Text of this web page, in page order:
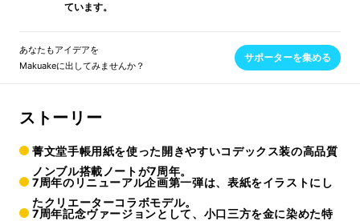
ています。
あなたもアイデアを
Makuakeに出してみませんか？
サポーターを集める
ストーリー
菁文堂手帳用紙を使った開きやすいコデックス装の高品質
ノンブル搭載ノートが7周年。
7周年のリニューアル企画第一弾は、表紙をイラストにし
たクリエーターコラボモデル。
7周年記念ヴァージョンとして、小口三方を金に染めた特